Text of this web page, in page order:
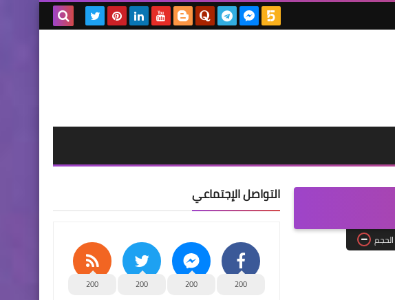
الحجم
التواصل الإجتماعي
200
200
200
200